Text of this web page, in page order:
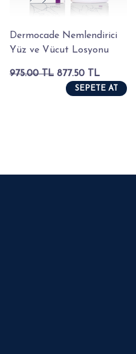
Dermocade Nemlendirici
Yüz ve Vücut Losyonu
975.00 TL 877.50 TL
SEPETE AT